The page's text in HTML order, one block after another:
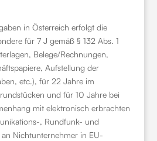
in Österreich erfolgt die
für 7 J gemäß § 132 Abs. 1
Belege/Rechnungen,
Aufstellung der
etc.), für 22 Jahre im
und für 10 Jahre bei
mit elektronisch erbrachten
, Rundfunk- und
Nichtunternehmer in EU-